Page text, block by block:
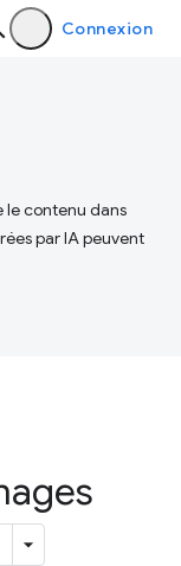
Connexion
le contenu dans
par IA peuvent